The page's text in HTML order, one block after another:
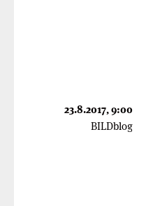
23.8.2017, 9:00
BILDblog